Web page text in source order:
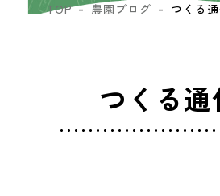
TOP 農園ブログ つくる
つくる通